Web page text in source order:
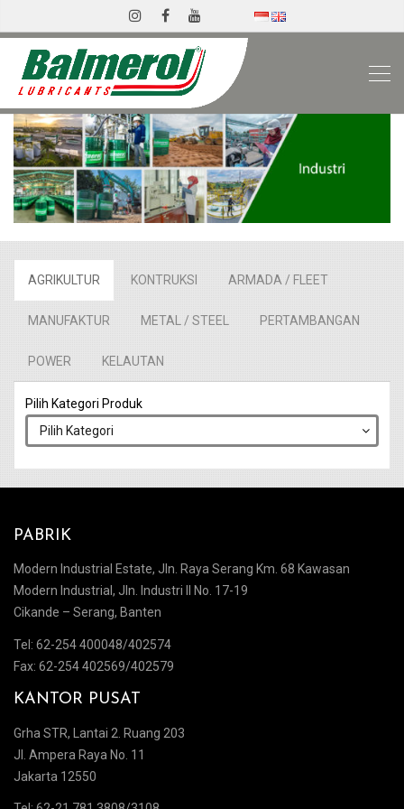
AGRIKULTUR KONTRUKSI ARMADA / FLEET
MANUFAKTUR METAL / STEEL PERTAMBANGAN
POWER KELAUTAN
Pilih Kategori Produk
PABRIK
Modern Industrial Estate, Jln. Raya Serang Km. 68 Kawasan
Modern Industrial, Jln. Industri II No. 17-19
Cikande – Serang, Banten
Tel: 62-254 400048/402574
Fax: 62-254 402569/402579
KANTOR PUSAT
Grha STR, Lantai 2. Ruang 203
Jl. Ampera Raya No. 11
Jakarta 12550